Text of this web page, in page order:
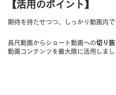
【​活用のポイント】
期待を持たせつつ、しっかり動画内
長尺動画からショート動画への切り
動画コンテンツを最大限に活用しまし